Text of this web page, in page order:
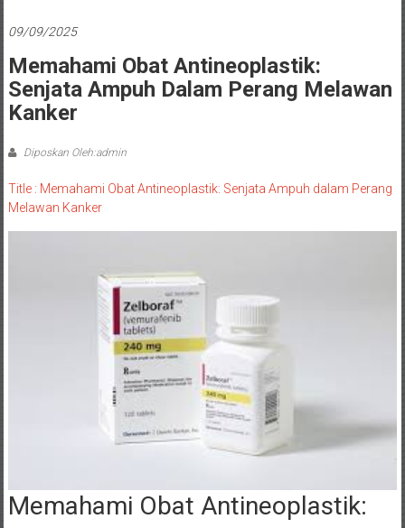
09/09/2025
Memahami Obat Antineoplastik:
Senjata Ampuh Dalam Perang Melawan
Kanker
Diposkan Oleh:admin
Title : Memahami Obat Antineoplastik: Senjata Ampuh dalam Perang
Melawan Kanker
Memahami Obat Antineoplastik: